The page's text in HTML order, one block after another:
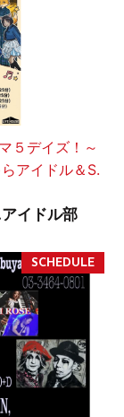
５デイズ！～
アイドル＆S.
イドル部